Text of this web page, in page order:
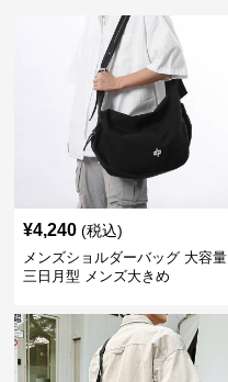
¥4,240 (税込)
メンズショルダーバッグ 大容量
三日月型 メンズ大きめ